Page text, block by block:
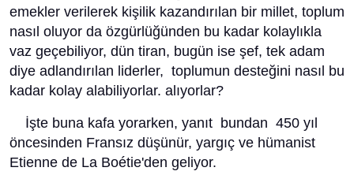
emekler verilerek kişilik kazandırılan bir millet, toplum
nasıl oluyor da özgürlüğünden bu kadar kolaylıkla
vaz geçebiliyor, dün tiran, bugün ise şef, tek adam
diye adlandırılan liderler, toplumun desteğini nasıl bu
kadar kolay alabiliyorlar. alıyorlar?
İşte buna kafa yorarken, yanıt bundan 450 yıl
öncesinden Fransız düşünür, yargıç ve hümanist
Etienne de La Boétie'den geliyor.